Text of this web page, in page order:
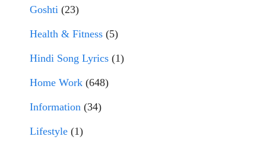
Goshti (23)
Health & Fitness (5)
Hindi Song Lyrics (1)
Home Work (648)
Information (34)
Lifestyle (1)